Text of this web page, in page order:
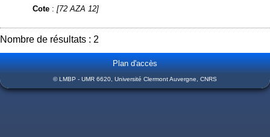
Cote :[72 AZA 12]
Nombre de résultats : 2
Plan d'accès
© LMBP - UMR 6620, Université Clermont Auvergne, CNRS